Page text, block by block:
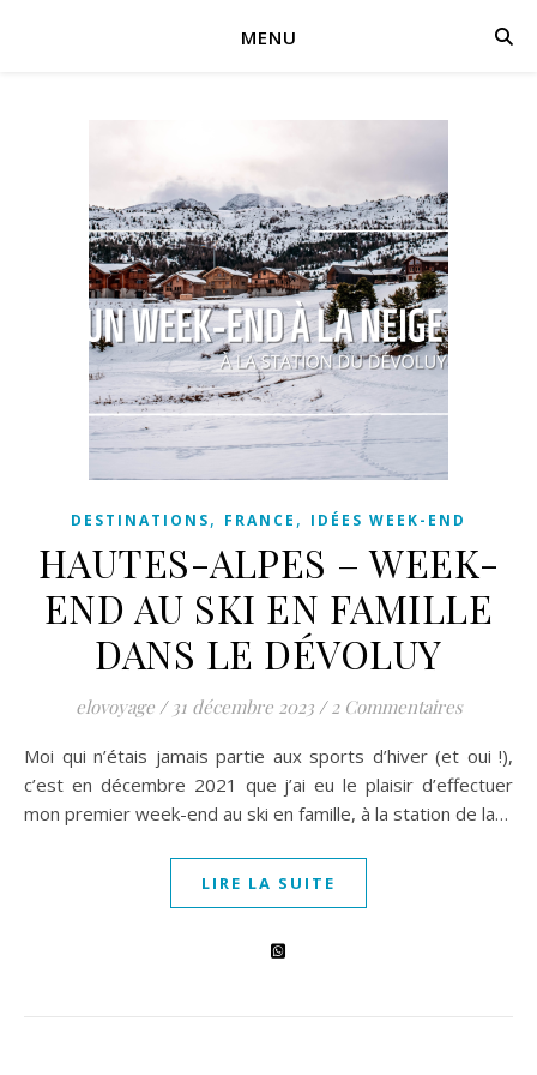
MENU
DESTINATIONS, FRANCE , IDÉES WEEK-END
HAUTES-ALPES – WEEK-
END AU SKI EN FAMILLE
DANS LE DÉVOLUY
elovoyage / 31 décembre 2023 / 2 Commentaires
Moi qui n’étais jamais partie aux sports d’hiver (et oui !),
c’est en décembre 2021 que j’ai eu le plaisir d’effectuer
mon premier week-end au ski en famille, à la station de la…
LIRE LA SUITE